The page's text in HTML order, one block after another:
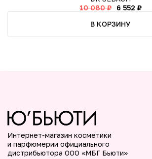
10 080 ₽
6 552 ₽
В КОРЗИНУ
Интернет-магазин косметики
и парфюмерии официального
дистрибьютора ООО «МБГ Бьюти»